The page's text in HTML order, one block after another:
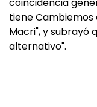
tiene
Macri", y subrayó
alternativo".